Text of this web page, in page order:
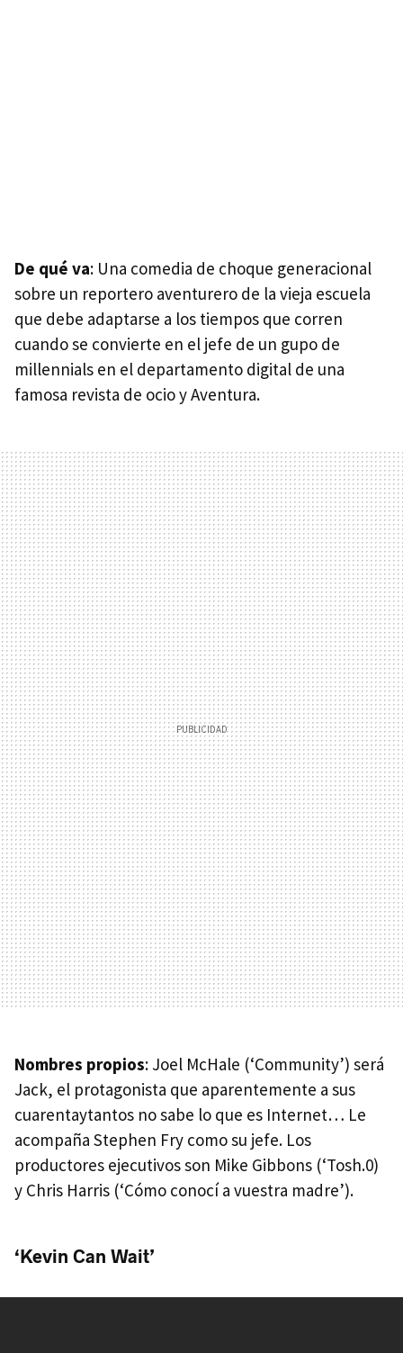
De qué va: Una comedia de choque generacional
sobre un reportero aventurero de la vieja escuela
que debe adaptarse a los tiempos que corren
cuando se convierte en el jefe de un gupo de
millennials en el departamento digital de una
famosa revista de ocio y Aventura.
Nombres propios: Joel McHale (‘Community’) será
Jack, el protagonista que aparentemente a sus
cuarentaytantos no sabe lo que es Internet… Le
acompaña Stephen Fry como su jefe. Los
productores ejecutivos son Mike Gibbons (‘Tosh.0)
y Chris Harris (‘Cómo conocí a vuestra madre’).
‘Kevin Can Wait’